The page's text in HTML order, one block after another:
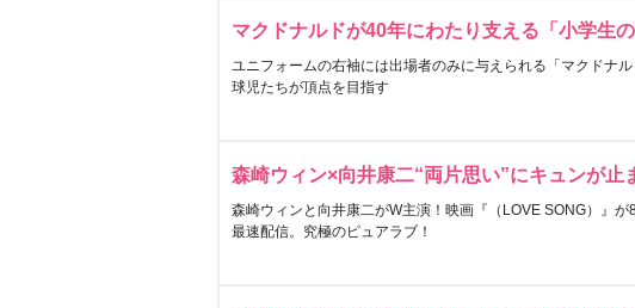
マクドナルドが40年にわたり支える「小学生の
ユニフォームの右袖には出場者のみに与えられる「マクドナ
球児たちが頂点を目指す
森崎ウィン×向井康二“両片思い”にキュンが止
森崎ウィンと向井康二がW主演！映画『（LOVE SONG）』
最速配信。究極のピュアラブ！